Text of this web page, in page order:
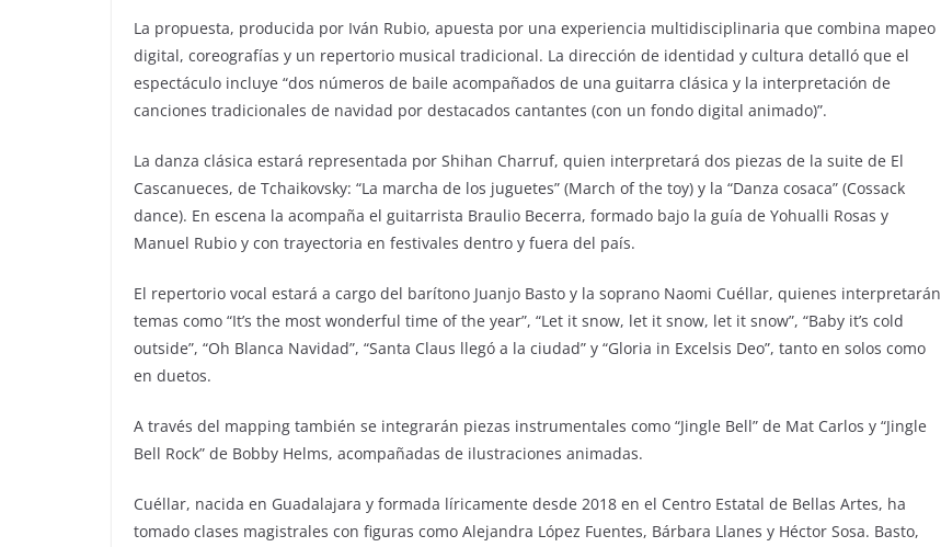
La propuesta, producida por Iván Rubio, apuesta por una experiencia multidisciplinaria que combina mapeo
digital, coreografías y un repertorio musical tradicional. La dirección de identidad y cultura detalló que el
espectáculo incluye “dos números de baile acompañados de una guitarra clásica y la interpretación de
canciones tradicionales de navidad por destacados cantantes (con un fondo digital animado)”.
La danza clásica estará representada por Shihan Charruf, quien interpretará dos piezas de la suite de El
Cascanueces, de Tchaikovsky: “La marcha de los juguetes” (March of the toy) y la “Danza cosaca” (Cossack
dance). En escena la acompaña el guitarrista Braulio Becerra, formado bajo la guía de Yohualli Rosas y
Manuel Rubio y con trayectoria en festivales dentro y fuera del país.
El repertorio vocal estará a cargo del barítono Juanjo Basto y la soprano Naomi Cuéllar, quienes interpretarán
temas como “It’s the most wonderful time of the year”, “Let it snow, let it snow, let it snow”, “Baby it’s cold
outside”, “Oh Blanca Navidad”, “Santa Claus llegó a la ciudad” y “Gloria in Excelsis Deo”, tanto en solos como
en duetos.
A través del mapping también se integrarán piezas instrumentales como “Jingle Bell” de Mat Carlos y “Jingle
Bell Rock” de Bobby Helms, acompañadas de ilustraciones animadas.
Cuéllar, nacida en Guadalajara y formada líricamente desde 2018 en el Centro Estatal de Bellas Artes, ha
tomado clases magistrales con figuras como Alejandra López Fuentes, Bárbara Llanes y Héctor Sosa. Basto,